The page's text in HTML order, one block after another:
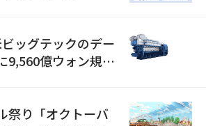
ッグテックのデー
9,560億ウォン規模
祭り「オクトーバ